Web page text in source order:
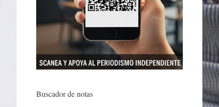
Buscador de notas